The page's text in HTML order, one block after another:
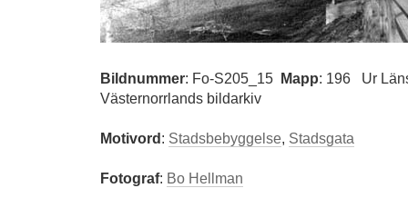
Bildnummer: Fo-S205_15 Mapp: 196
Ur
Västernorrlands bildarkiv
Motivord: Stadsbebyggelse, Stadsgata
Fotograf: Bo Hellman